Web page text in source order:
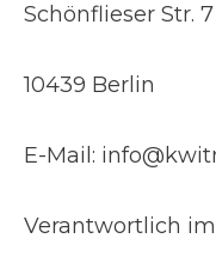
Schönflieser Str. 7
10439 Berlin
E-Mail:
Verantwortlich im